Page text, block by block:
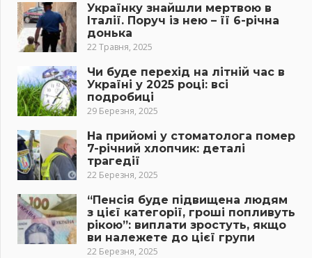
Українку знайшли мертвою в
Італії. Поруч із нею – її 6-річна
донька
22 Травня, 2025
Чи буде перехід на літній час в
Україні у 2025 році: всі
подробиці
29 Березня, 2025
На прийомі у стоматолога помер
7-річний хлопчик: деталі
трагедії
22 Березня, 2025
“Пенсія буде підвищена людям
з цієї категорії, гроші попливуть
рікою”: виплати зростуть, якщо
ви належете до цієї групи
22 Березня, 2025